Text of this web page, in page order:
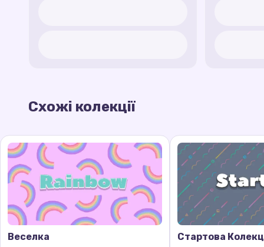
Схожі колекції
Веселка Стартова